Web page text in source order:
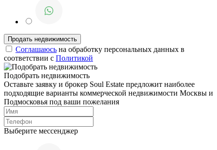
Соглашаюсь на обработку персональных данных в
соответствии с Политикой
Подобрать недвижимость
Оставьте заявку и брокер Soul Estate предложит наиболее
подходящие варианты коммерческой недвижимости Москвы и
Подмосковья под ваши пожелания
Выберите мессенджер